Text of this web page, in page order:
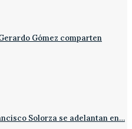
Gómez comparten
Solorza se adelantan en…